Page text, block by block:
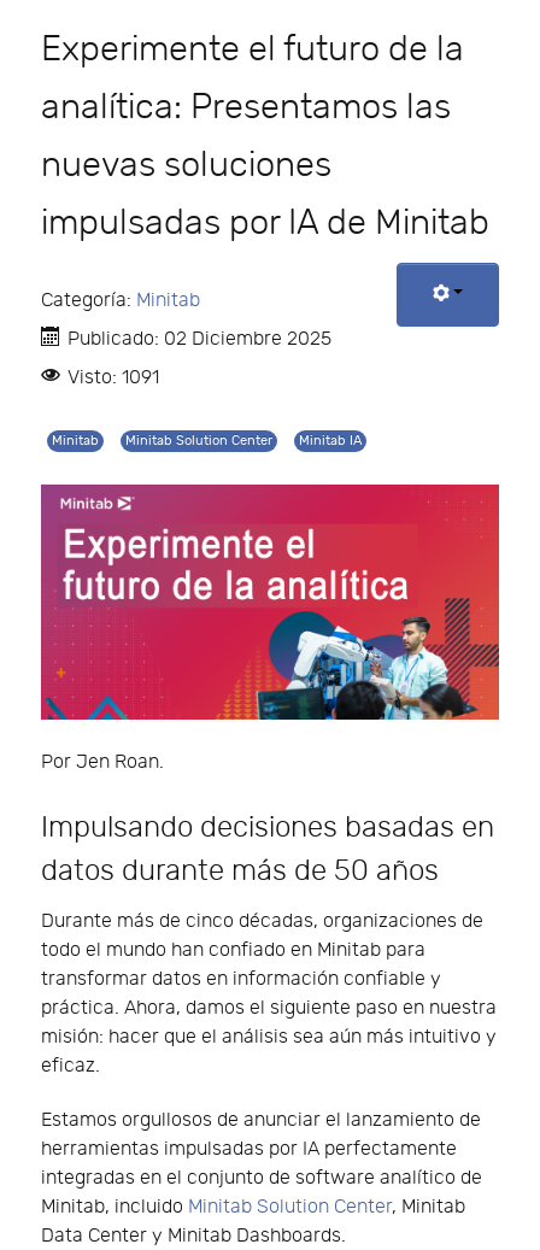
Experimente el futuro de la
analítica: Presentamos las
nuevas soluciones
impulsadas por IA de Minitab
Categoría: Minitab
Publicado: 02 Diciembre 2025
Visto: 1091
Minitab Minitab Solution Center Minitab IA
Por Jen Roan.
Impulsando decisiones basadas en
datos durante más de 50 años
Durante más de cinco décadas, organizaciones de
todo el mundo han confiado en Minitab para
transformar datos en información confiable y
práctica. Ahora, damos el siguiente paso en nuestra
misión: hacer que el análisis sea aún más intuitivo y
eficaz.
Estamos orgullosos de anunciar el lanzamiento de
herramientas impulsadas por IA perfectamente
integradas en el conjunto de software analítico de
Minitab, incluido Minitab Solution Center, Minitab
Data Center y Minitab Dashboards.